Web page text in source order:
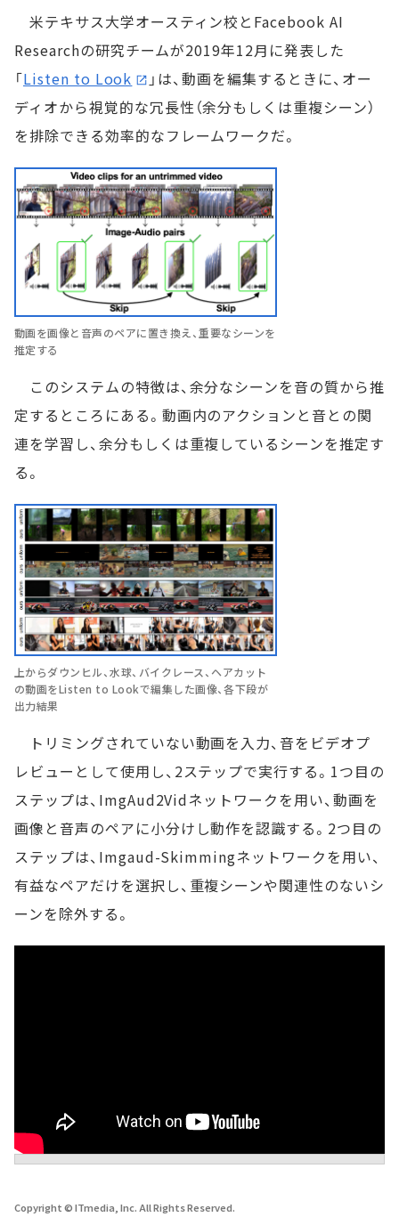
米テキサス大学オースティン校とFacebook AI
Researchの研究チームが2019年12月に発表した
「Listen to Look
」は、動画を編集するときに、オー
ディオから視覚的な冗長性（余分もしくは重複シーン）
を排除できる効率的なフレームワークだ。
動画を画像と音声のペアに置き換え、重要なシーンを
推定する
このシステムの特徴は、余分なシーンを音の質から推
定するところにある。動画内のアクションと音との関
連を学習し、余分もしくは重複しているシーンを推定す
る。
上からダウンヒル、水球、バイクレース、ヘアカット
の動画をListen to Lookで編集した画像、各下段が
出力結果
トリミングされていない動画を入力、音をビデオプ
レビューとして使用し、2ステップで実行する。1つ目の
ステップは、ImgAud2Vidネットワークを用い、動画を
画像と音声のペアに小分けし動作を認識する。2つ目の
ステップは、Imgaud-Skimmingネットワークを用い、
有益なペアだけを選択し、重複シーンや関連性のないシ
ーンを除外する。
Copyright © ITmedia, Inc. All Rights Reserved.